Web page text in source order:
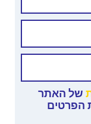
של האתר
הפרטים